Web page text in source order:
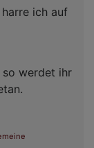
ich auf
so werdet ihr